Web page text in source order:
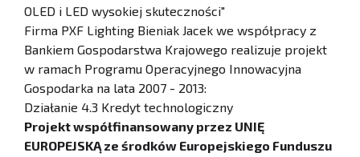
OLED i LED wysokiej skuteczności"
Firma PXF Lighting Bieniak Jacek we współpracy z
Bankiem Gospodarstwa Krajowego realizuje projekt
w ramach Programu Operacyjnego Innowacyjna
Gospodarka na lata 2007 - 2013:
Działanie 4.3 Kredyt technologiczny
Projekt współfinansowany przez UNIĘ
EUROPEJSKĄ ze środków Europejskiego Funduszu